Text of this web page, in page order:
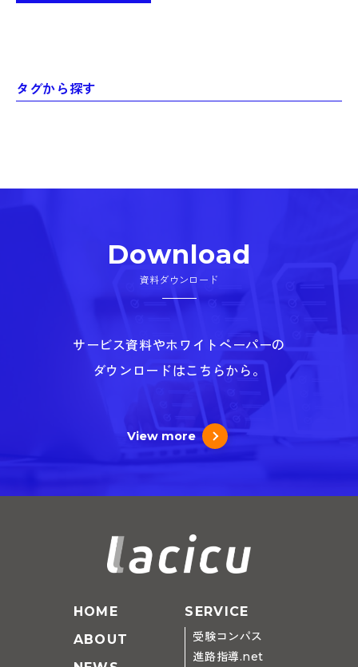
タグから探す
Download
資料ダウンロード
サービス資料やホワイトペーパーの
ダウンロードはこちらから。
View more
HOME
ABOUT
SERVICE
受験コンパス
進路指導.net